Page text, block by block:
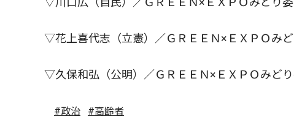
▽花上喜代志（立憲）／ＧＲＥＥＮ×ＥＸＰＯみ
▽久保和弘（公明）／ＧＲＥＥＮ×ＥＸＰＯみど
#政治 #高齢者